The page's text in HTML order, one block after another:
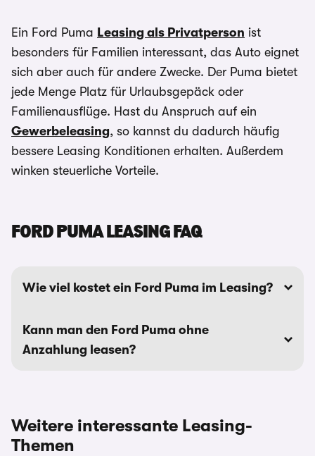
Ein Ford Puma Leasing als Privatperson ist
besonders für Familien interessant, das Auto eignet
sich aber auch für andere Zwecke. Der Puma bietet
jede Menge Platz für Urlaubsgepäck oder
Familienausflüge. Hast du Anspruch auf ein
Gewerbeleasing, so kannst du dadurch häufig
bessere Leasing Konditionen erhalten. Außerdem
winken steuerliche Vorteile.
FORD PUMA LEASING FAQ
Wie viel kostet ein Ford Puma im Leasing?
Kann man den Ford Puma ohne
Anzahlung leasen?
Weitere interessante Leasing-
Themen